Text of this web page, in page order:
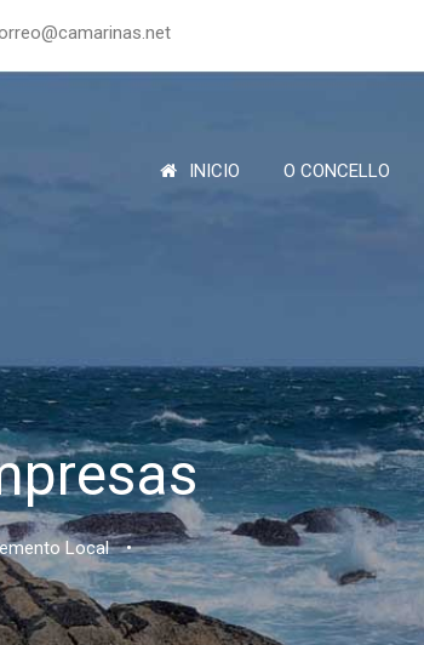
INICIO O CONCELLO
Local •